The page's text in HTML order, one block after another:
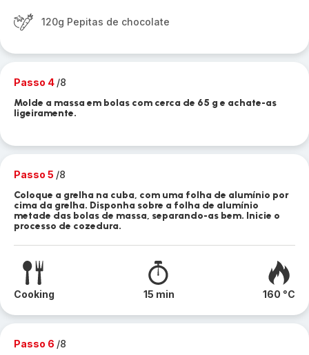
120g Pepitas de chocolate
Passo 4 /8
Molde a massa em bolas com cerca de 65 g e achate-as
ligeiramente.
Passo 5 /8
Coloque a grelha na cuba, com uma folha de alumínio por
cima da grelha. Disponha sobre a folha de alumínio
metade das bolas de massa, separando-as bem. Inicie o
processo de cozedura.
Cooking 15 min 160 °C
Passo 6 /8